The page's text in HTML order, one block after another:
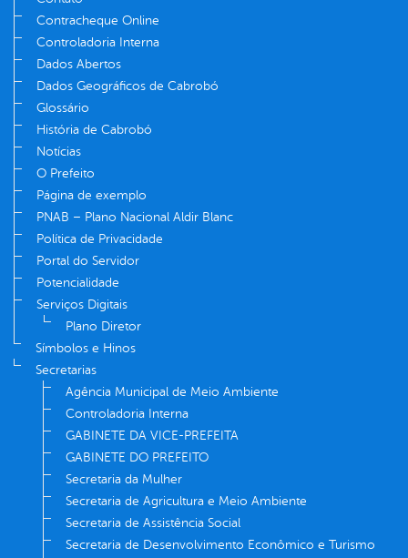
Contracheque Online
Controladoria Interna
Dados Abertos
Dados Geográficos de Cabrobó
Glossário
História de Cabrobó
Notícias
O Prefeito
Página de exemplo
PNAB – Plano Nacional Aldir Blanc
Política de Privacidade
Portal do Servidor
Potencialidade
Serviços Digitais
Plano Diretor
Símbolos e Hinos
Secretarias
Agência Municipal de Meio Ambiente
Controladoria Interna
GABINETE DA VICE-PREFEITA
GABINETE DO PREFEITO
Secretaria da Mulher
Secretaria de Agricultura e Meio Ambiente
Secretaria de Assistência Social
Secretaria de Desenvolvimento Econômico e Turismo